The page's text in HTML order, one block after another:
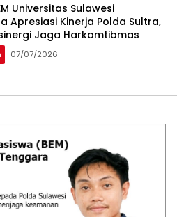
Universitas Sulawesi
Apresiasi Kinerja Polda Sultra,
Jaga Harkamtibmas
07/07/2026